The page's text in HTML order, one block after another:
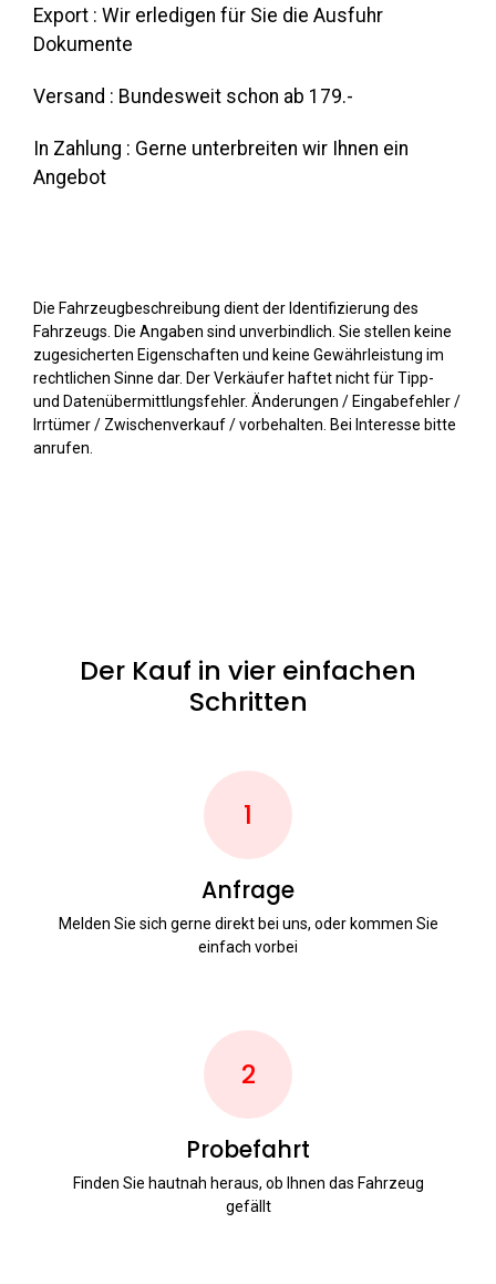
Export : Wir erledigen für Sie die Ausfuhr
Dokumente
Versand : Bundesweit schon ab 179.-
In Zahlung : Gerne unterbreiten wir Ihnen ein
Angebot
Die Fahrzeugbeschreibung dient der Identifizierung des
Fahrzeugs. Die Angaben sind unverbindlich. Sie stellen keine
zugesicherten Eigenschaften und keine Gewährleistung im
rechtlichen Sinne dar. Der Verkäufer haftet nicht für Tipp-
und Datenübermittlungsfehler. Änderungen / Eingabefehler /
Irrtümer / Zwischenverkauf / vorbehalten. Bei Interesse bitte
anrufen.
Der Kauf in vier einfachen
Schritten
1
Anfrage
Melden Sie sich gerne direkt bei uns, oder kommen Sie
einfach vorbei
2
Probefahrt
Finden Sie hautnah heraus, ob Ihnen das Fahrzeug
gefällt